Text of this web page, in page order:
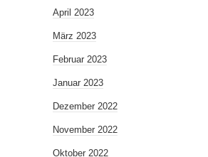
April 2023
März 2023
Februar 2023
Januar 2023
Dezember 2022
November 2022
Oktober 2022